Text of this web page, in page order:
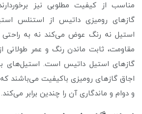
مناسب از کیفیت مطلوبی نیز
گازهای رومیزی داتیس از استنلس
استیل نه رنگ عوض می‌کند نه به راحتی
مقاومت، ثابت ماندن رنگ و عمر طولانی
گازهای استیل داتیس است. استیل‌های
اجاق گازهای رومیزی باکیفیت می‌باشند که
و دوام و ماندگاری آن را چندین برابر می‌کند.